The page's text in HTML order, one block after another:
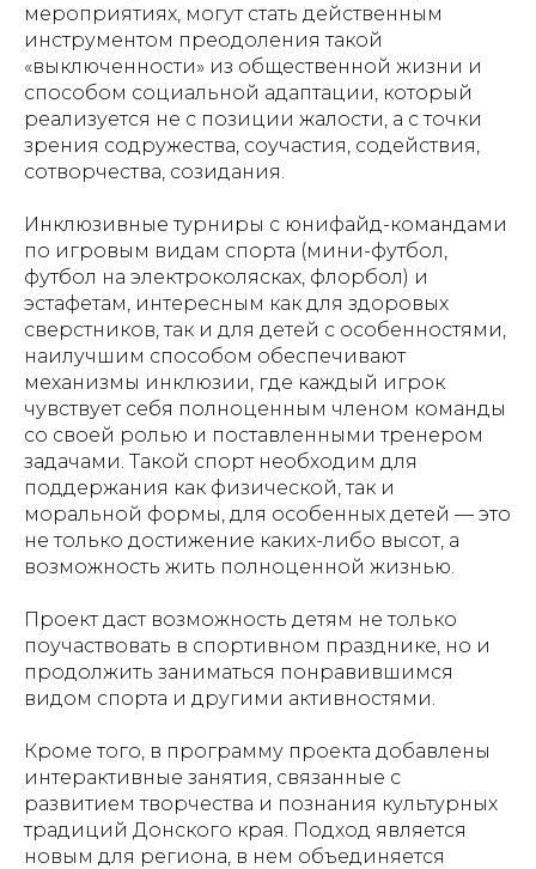
мероприятиях, могут стать действенным
инструментом преодоления такой
«выключенности» из общественной жизни и
способом социальной адаптации, который
реализуется не с позиции жалости, а с точки
зрения содружества, соучастия, содействия,
сотворчества, созидания.
Инклюзивные турниры с юнифайд-командами
по игровым видам спорта (мини-футбол,
футбол на электроколясках, флорбол) и
эстафетам, интересным как для здоровых
сверстников, так и для детей с особенностями,
наилучшим способом обеспечивают
механизмы инклюзии, где каждый игрок
чувствует себя полноценным членом команды
со своей ролью и поставленными тренером
задачами. Такой спорт необходим для
поддержания как физической, так и
моральной формы, для особенных детей — это
не только достижение каких-либо высот, а
возможность жить полноценной жизнью.
Проект даст возможность детям не только
поучаствовать в спортивном празднике, но и
продолжить заниматься понравившимся
видом спорта и другими активностями.
Кроме того, в программу проекта добавлены
интерактивные занятия, связанные с
развитием творчества и познания культурных
традиций Донского края. Подход является
новым для региона, в нем объединяется